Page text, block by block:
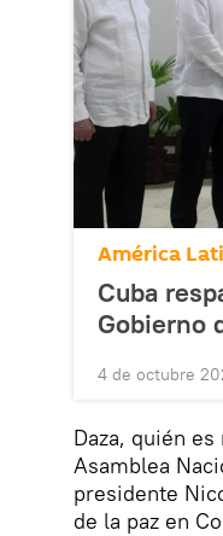
América
Cuba
Gobierno
4 de octubre
Daza, quién
Asamblea
presidente
de la paz en